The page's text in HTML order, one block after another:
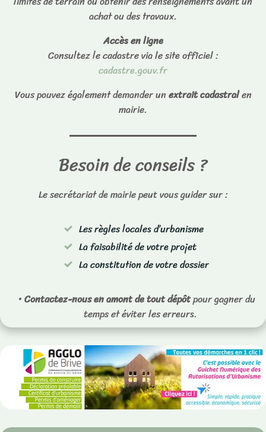
achat ou des travaux.
Accès en ligne
Consultez le cadastre via le site officiel :
cadastre.gouv.fr
Vous pouvez également demander unextrait cadastralen
mairie.
Besoin de conseils ?
Le secrétariat de mairie peut vous guider sur :
Les règles locales d’urbanisme
La faisabilité de votre projet
La constitution de votre dossier
Contactez-nous en amont de tout dépôtpour gagner du
temps et éviter les erreurs.